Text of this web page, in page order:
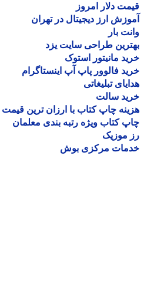
دلار امروز
ارز دیجیتال در تهران
بار
طراحی سایت یزد
مانیتور استوک
فالوور پاپ آپ اینستاگرام
تبلیغاتی
سالت
چاپ کتاب با ارزان ترین قیمت
کتاب ویژه رتبه بندی معلمان
موزیک
مرکزی بوش